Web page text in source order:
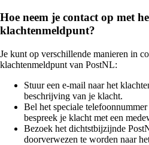
Hoe neem je contact op met
klachtenmeldpunt?
Je kunt op verschillende manieren in
klachtenmeldpunt van PostNL:
Stuur een e-mail naar het
beschrijving van je klacht.
Bel het speciale
bespreek je klacht met een
Bezoek het dichtstbijzijnde
doorverwezen te worden naar